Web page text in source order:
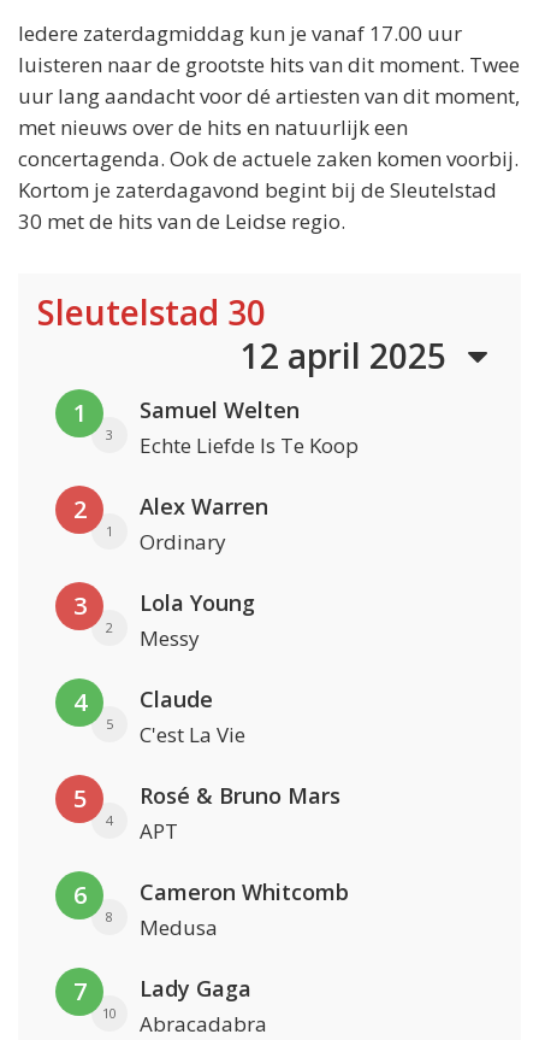
Iedere zaterdagmiddag kun je vanaf 17.00 uur
luisteren naar de grootste hits van dit moment. Twee
uur lang aandacht voor dé artiesten van dit moment,
met nieuws over de hits en natuurlijk een
concertagenda. Ook de actuele zaken komen voorbij.
Kortom je zaterdagavond begint bij de Sleutelstad
30 met de hits van de Leidse regio.
Sleutelstad 30
12 april 2025
1
3
Samuel Welten
Echte Liefde Is Te Koop
2
1
Alex Warren
Ordinary
3
2
Lola Young
Messy
4
5
Claude
C'est La Vie
5
4
Rosé & Bruno Mars
APT
6
8
Cameron Whitcomb
Medusa
7
10
Lady Gaga
Abracadabra